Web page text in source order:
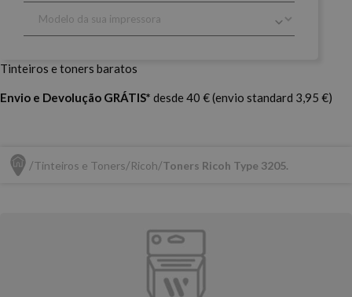
Tinteiros e toners baratos
Envio e Devolução GRÁTIS* desde 40 € (envio standard 3,95 €)
Tinteiros e Toners Ricoh Toners Ricoh Type 3205.